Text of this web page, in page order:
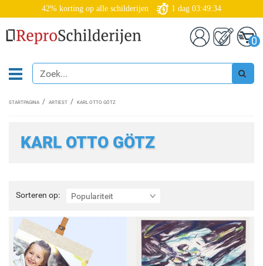
42% korting op alle schilderijen 1 dag 03:49:33
0
STARTPAGINA ARTIEST KARL OTTO GÖTZ
KARL OTTO GÖTZ
Sorteren op: Populariteit
Sorteren
op: